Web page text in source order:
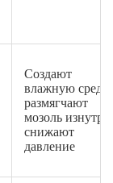
Создают
влажную среду,
размягчают
мозоль изнутри,
снижают
давление